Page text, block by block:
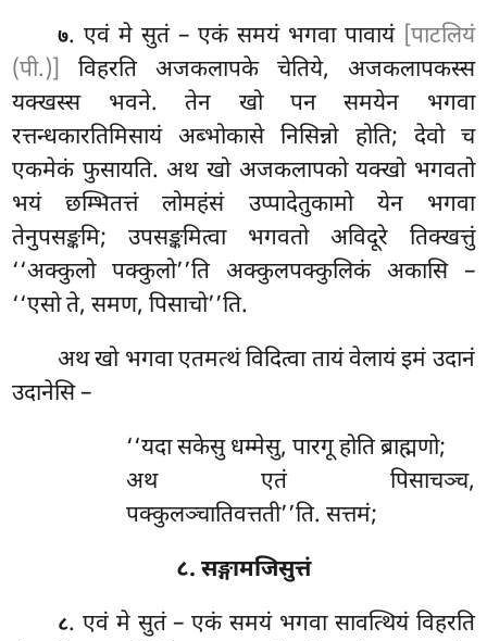
७. एवं मे सुतं – एकं समयं भगवा पावायं [पाटलियं
(पी.)]
विहरति अजकलापके चेतिये, अजकलापकस्स
यक्खस्स भवने. तेन खो पन समयेन भगवा
रत्तन्धकारतिमिसायंअब्भोकासे निसिन्नो होति; देवो च
एकमेकं फुसायति. अथ खो अजकलापको यक्खो भगवतो
भयं छम्भितत्तं लोमहंसं उप्पादेतुकामो येन भगवा
तेनुपसङ्कमि; उपसङ्कमित्वा भगवतो अविदूरे तिक्खत्तुं
‘‘अक्कुलो पक्कुलो’’ति अक्कुलपक्कुलिकं अकासि –
‘‘एसो ते, समण, पिसाचो’’ति.
अथ खो भगवा एतमत्थं विदित्वा तायं वेलायं इमं उदानं
उदानेसि –
‘‘यदा सकेसु धम्मेसु, पारगू होति ब्राह्मणो;
अथ एतं पिसाचञ्च,
पक्कुलञ्चातिवत्तती’’ति. सत्तमं;
८. सङ्गामजिसुत्तं
८. एवं मे सुतं – एकं समयं भगवा सावत्थियं विहरति